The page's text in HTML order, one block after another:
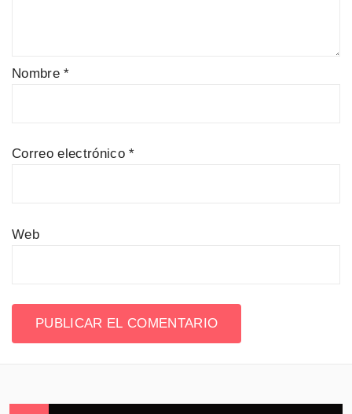
Nombre*
Correo electrónico*
Web